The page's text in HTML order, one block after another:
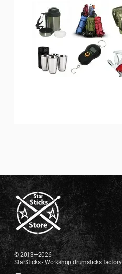
© 2013—2026
StarSticks - Workshop drumsticks factory